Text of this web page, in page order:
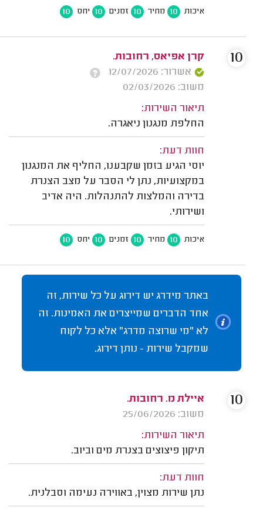
איכות 10 מחיר 10 זמנים 10 יחס 10
קרן אפיאס, רחובות.
אשרור: 12/07/2026
משוב: 02/03/2026
תיאור השירות:
החלפת מנגנון ניאגרה.
חוות דעת:
יוסי הגיע בזמן שקבענו, החליף את המנגנון
במקצועיות, נתן לי הסבר על מצב הצנרת
בדירה והמלצות להתנהלות. היה אדיב
ושירותי.
איכות 10 מחיר 10 זמנים 10 יחס 10
10
באתר מידרג יש דירוג על כל שירות, זה
אחד הדברים שמייצרים את האמינות. זה
לא "מי שרוצה מדרג" אלא כל לקוח
שמקבל שירות - נותן דירוג.
איילת מ. רחובות.
משוב: 25/06/2026
תיאור השירות:
תיקון פיצוצים בצנרת מים וביוב.
חוות דעת:
נתן שירות מצוין, באווירה נעימה וסבלנית.
10